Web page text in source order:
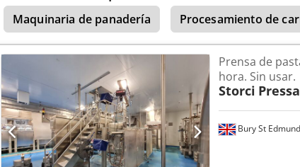
toda la estructura, están fabricadas en acero inoxidable. Las
desmontables para la limpieza. Equipada con corte
Adicionalmente, dispongo de un nuevo kit para la producción
Dkedpfxow Av Sno Aklor
Maquinaria de panadería
Procesamiento de
Bury St
Prensa de
hora. Sin usar.
Storci